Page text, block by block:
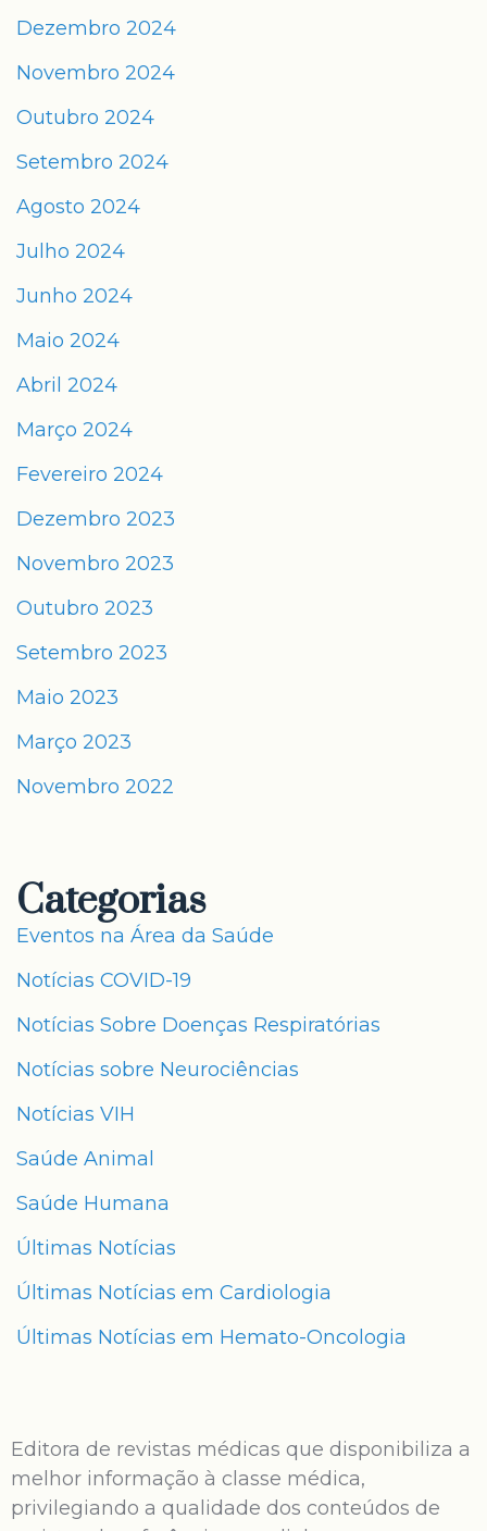
Dezembro 2024
Novembro 2024
Outubro 2024
Setembro 2024
Agosto 2024
Julho 2024
Junho 2024
Maio 2024
Abril 2024
Março 2024
Fevereiro 2024
Dezembro 2023
Novembro 2023
Outubro 2023
Setembro 2023
Maio 2023
Março 2023
Novembro 2022
Categorias
Eventos na Área da Saúde
Notícias COVID-19
Notícias Sobre Doenças Respiratórias
Notícias sobre Neurociências
Notícias VIH
Saúde Animal
Saúde Humana
Últimas Notícias
Últimas Notícias em Cardiologia
Últimas Notícias em Hemato-Oncologia
Editora de revistas médicas que disponibiliza a
melhor informação à classe médica,
privilegiando a qualidade dos conteúdos de